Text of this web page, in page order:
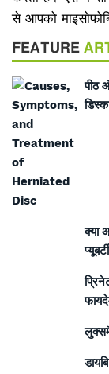
से आपको
FEATURE
पीठ
क्या